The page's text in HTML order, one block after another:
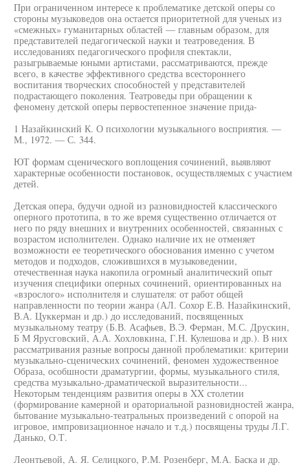
При ограниченном интересе к проблематике детской оперы со
стороны музыковедов она остается приоритетной для ученых из
«смежных» гуманитарных областей — главным образом, для
представителей педагогической науки и театроведения. В
исследованиях педагогического профиля спектакли,
разыгрываемые юными артистами, рассматриваются, прежде
всего, в качестве эффективного средства всестороннего
воспитания творческих способностей у представителей
подрастающего поколения. Театроведы при обращении к
феномену детской оперы первостепенное значение прида-
1 Назайкинский К. О психологии музыкального восприятия. —
М., 1972. — С. 344.
ЮТ формам сценического воплощения сочинений, выявляют
характерные особенности постановок, осуществляемых с участием
детей.
Детская опера, будучи одной из разновидностей классического
оперного прототипа, в то же время существенно отличается от
него по ряду внешних и внутренних особенностей, связанных с
возрастом исполнителен. Однако наличие их не отменяет
возможности ее теоретического обоснования именно с учетом
методов и подходов, сложившихся в музыковедении,
отечественная наука накопила огромный аналитический опыт
изучения специфики оперных сочинений, ориентированных на
«взрослого» исполнителя и слушателя: от работ общей
направленности по теории жанра (АЛ. Сохор Е.В. Назайкинский,
В.А. Цуккерман и др.) до исследований, посвященных
музыкальному театру (Б.В. Асафьев, В.Э. Ферман, М.С. Друскин,
Б М Ярусговский, А.А. Хохловкина, Г.Н. Кулешова и др.). В них
рассматривания разные вопросы данной проблематики: критерии
музыкально-сценических сочинений, феномен художественное
Образа, особшности драматургии, формы, музыкального стиля,
средства музыкально-драматической выразительности...
Некоторым тенденциям развития оперы в XX столетии
(формирование камерной и ораториальной разновидностей жанра,
бытование музыкально-театральных произведений с опорой на
игровое, импровизационное начало и т.д.) посвящены труды Л.Г.
Данько, О.Т.
Леонтьевой, А. Я. Селицкого, Р.М. Розенберг, М.А. Баска и др.